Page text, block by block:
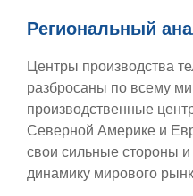
Региональный
Центры производства
разбросаны по всему
производственные
Северной Америке и
свои сильные стороны
динамику мирового